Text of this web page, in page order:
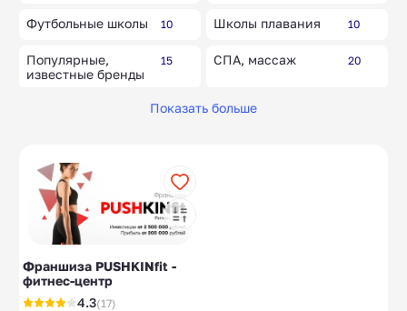
Футбольные школы 10 Школы плавания 10
Популярные,
известные бренды
15 СПА, массаж 20
10 Клубы единоборств
Маникюр 10
Показать больше
Франшиза PUSHKINfit -
фитнес-центр
4.3(17)